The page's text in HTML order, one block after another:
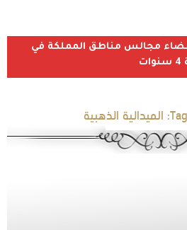
مجالس مناطق المملكة في
الميدالية الذهبية